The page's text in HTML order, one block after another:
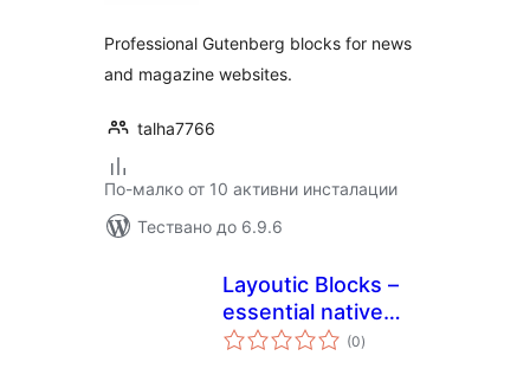
Professional Gutenberg blocks for news
and magazine websites.
talha7766
По-малко от 10 активни инсталации
Тествано до 6.9.6
Layoutic Blocks –
essential native
blocks, extensions,
(0общо
оценки
)